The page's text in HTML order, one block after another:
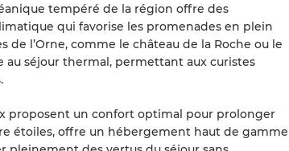
tempéré de la région offre des
qui favorise les promenades en plein
l’Orne, comme le château de la Roche ou le
séjour thermal, permettant aux curistes
proposent un confort optimal pour prolonger
étoiles, offre un hébergement haut de gamme